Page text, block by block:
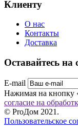
Клиенту
О нас
Контакты
Доставка
Оставайтесь на
E-mail
Нажимая на кнопку
согласие на
© ProДом 2021.
Пользовательское